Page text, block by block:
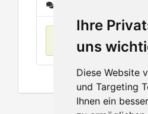
Ihre
uns
Diese Website
und Targeting
Ihnen ein